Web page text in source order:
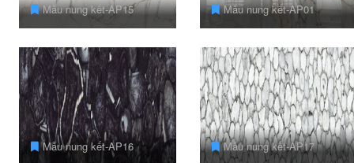
Mẫu nung kết-AP15 Mẫu nung kết-AP01
Mẫu nung kết-AP16 Mẫu nung kết-AP17